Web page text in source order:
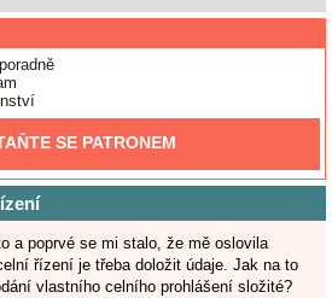
SE PATRONEM
a poprvé se mi stalo, že mě oslovila
řízení je třeba doložit údaje. Jak na to
vlastního celního prohlášení složité?